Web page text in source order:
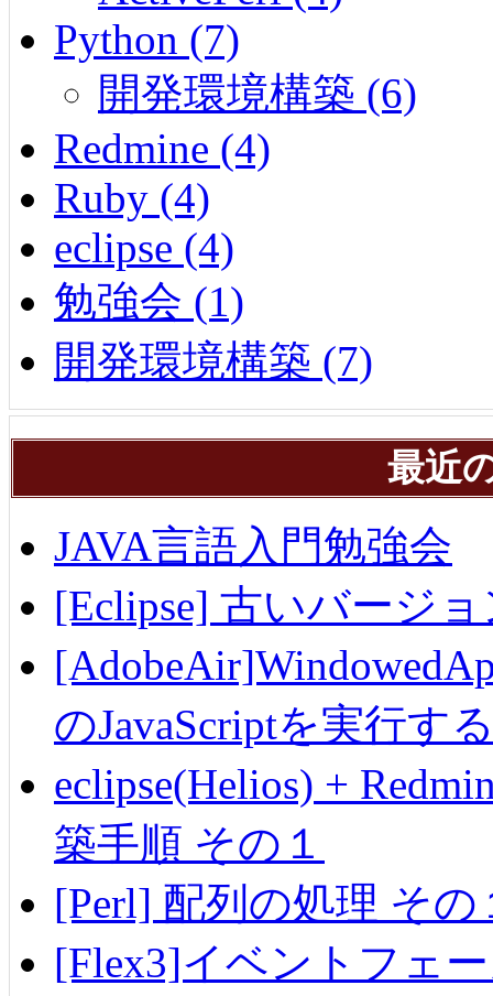
Python (7)
開発環境構築 (6)
Redmine (4)
Ruby (4)
eclipse (4)
勉強会 (1)
開発環境構築 (7)
最近
JAVA言語入門勉強会
[Eclipse] 古いバージ
のJavaScriptを実行す
eclipse(Helios) +
築手順 その１
[Perl] 配列の処理 その
[Flex3]イベントフェ